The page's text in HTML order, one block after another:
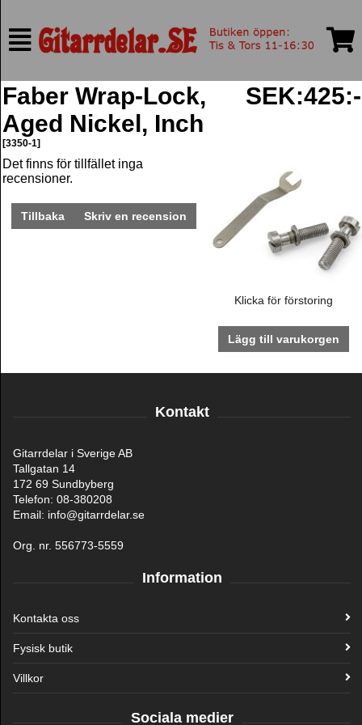
Faber Wrap-Lock,
Aged Nickel, Inch
[3350-1]
SEK:425:-
Det finns för tillfället inga
recensioner.
Tillbaka Skriv en recension
Klicka för förstoring
Lägg till varukorgen
Kontakt
Gitarrdelar i Sverige AB
Tallgatan 14
172 69 Sundbyberg
Telefon: 08-380208
Email: info@gitarrdelar.se
Org. nr. 556773-5559
Information
Kontakta oss
Fysisk butik
Villkor
Sociala medier